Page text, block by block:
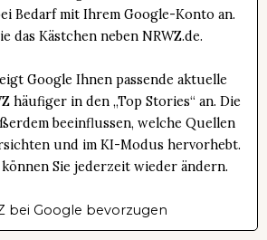
Bedarf mit Ihrem Google-Konto an.
das Kästchen neben NRWZ.de.
Google Ihnen passende aktuelle
häufiger in den „Top Stories“ an. Die
beeinflussen, welche Quellen
und im KI-Modus hervorhebt.
Sie jederzeit wieder ändern.
bei Google bevorzugen